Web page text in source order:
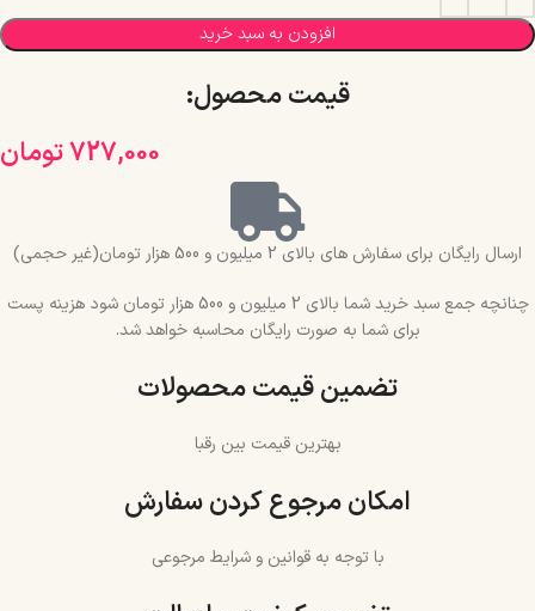
افزودن به سبد خرید
قیمت محصول:​
727,000تومان
ارسال رایگان برای سفارش های بالای 2 میلیون و 500 هزار تومان(غیر حجمی)
چنانچه جمع سبد خرید شما بالای 2 میلیون و 500 هزار تومان شود هزینه پست
برای شما به صورت رایگان محاسبه خواهد شد.
تضمین قیمت محصولات
بهترین قیمت بین رقبا
امکان مرجوع کردن سفارش
با توجه به قوانین و شرایط مرجوعی